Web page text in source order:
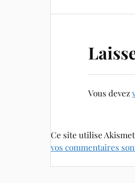
Vous devez
Ce site utilise
vos commentaires